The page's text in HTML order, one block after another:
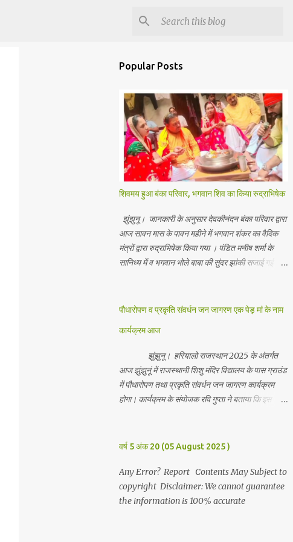
Popular Posts
शिवमय हुआ बंका परिवार, भगवान शिव का किया रुद्राभिषेक
झुंझुनू। जानकारी के अनुसार देवकीनंदन बंका परिवार द्वारा
आज सावन मास के पावन महीने में भगवान शंकर का वैदिक
मंत्रों द्वारा रुद्राभिषेक किया गया । पंडित मनीष शर्मा के
सानिध्य में व भगवान भोले बाबा की सुंदर झांकी सजाई गई।
अनुष्ठान किया गया व भगवान से सर्वजन की मंगल कामना की
चंद्रकांत, रविकांत, उज्वल, गजानंद, गणेश, सफल, शिवम्,
भाविक, लाडो, मीना, रेनू, निर्मला, दीक्षा, मनीषा आदि सभी
परिवार जन उपस्थित रहे। Contents May Subject to
copyright Disclaimer: We cannot guarantee
the information is 100% accurate
पौधारोपण व प्रकृति संवर्धन जन जागरण एक पेड़ मां के नाम
कार्यक्रम आज
झुंझुनू। हरियालो राजस्थान 2025 के अंतर्गत
आज झुंझुनूं में राजस्थानी शिशु मंदिर विद्यालय के पास ग्राउंड
में पौधारोपण तथा प्रकृति संवर्धन जन जागरण कार्यक्रम
होगा। कार्यक्रम के संयोजक रवि गुप्ता ने बताया कि इस
अतिथि के रूप में बाबा बालक नाथ विधायक अलवर, राजेंद्र
पर्यावरण अभियान के जिला संयोजक पवन मावडिया उपस्थित
रहेंगे। Contents May Subject to copyright
Disclaimer: We cannot guarantee the
वर्ष 5 अंक 20 (05 August 2025 )
Any Error? Report Contents May Subject to
copyright Disclaimer: We cannot guarantee
the information is 100% accurate